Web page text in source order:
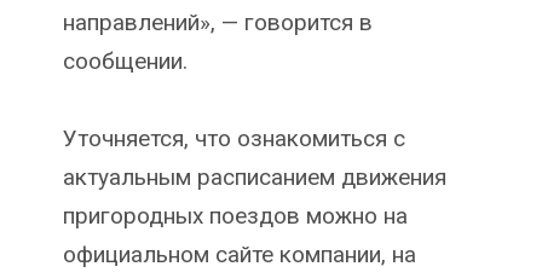
направлений», — говорится в
сообщении.
Уточняется, что ознакомиться с
актуальным расписанием движения
пригородных поездов можно на
официальном сайте компании, на